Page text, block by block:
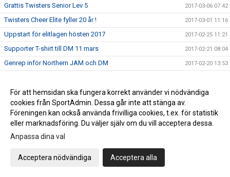
Grattis Twisters Senior Lev 5 2017-03-06 07:42
Twisters Cheer Elite fyller 20 år ! 2017-03-01 11:16
Uppstart för elitlagen hösten 2017 2017-02-25 11:21
Supporter T-shirt till DM 11 mars 2017-02-21 08:04
Genrep inför Northern JAM och DM 2017-02-20 13:53
Träningsstart Minior Träning 3 2017-02-05 21:54
Ledar och tränarkonferens 2017 2017-02-02 10:24
Twisterstävling 2017 2017-02-01 16:45
Ungdomslagen
Nytt minior träningslag
För att hemsidan ska fungera korrekt använder vi nödvändiga
cookies från SportAdmin. Dessa går inte att stänga av.
Föreningen kan också använda frivilliga cookies, t.ex. för statistik
eller marknadsföring. Du väljer själv om du vill acceptera dessa.
Anpassa dina val
Acceptera nödvändiga Acceptera alla